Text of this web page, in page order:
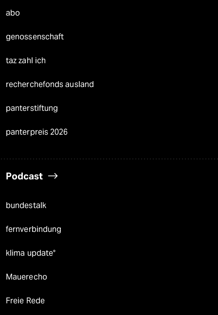
abo
genossenschaft
taz zahl ich
recherchefonds ausland
panterstiftung
panterpreis 2026
Podcast
bundestalk
fernverbindung
klima update°
Mauerecho
Freie Rede